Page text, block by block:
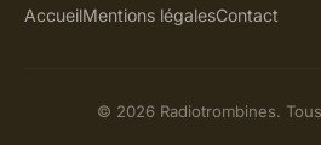
AccueilMentions légalesContact
© 2026 Radiotrombines.